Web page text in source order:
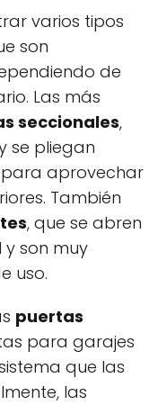
varios tipos
son
de
Las más
seccionales,
se pliegan
para aprovechar
También
, que se abren
son muy
uso.
puertas
para garajes
que las
las